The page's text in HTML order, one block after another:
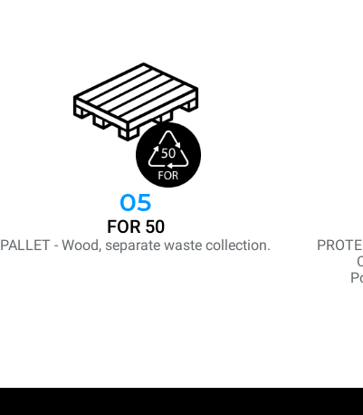
05
FOR 50
PALLET - Wood, separate waste collection.